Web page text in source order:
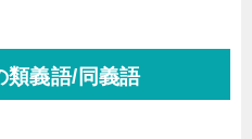
類義語/同義語